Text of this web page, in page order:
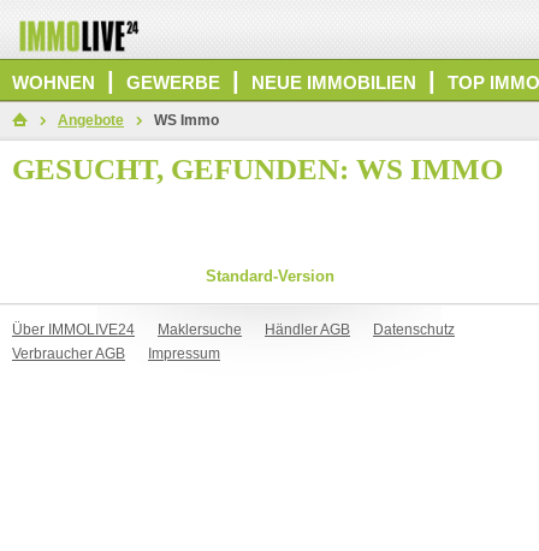
WOHNEN GEWERBE NEUE IMMOBILIEN TOP
Angebote WS Immo
GESUCHT, GEFUNDEN: WS IMMO
Standard-Version
Über IMMOLIVE24 Maklersuche Händler AGB
Datenschutz
Verbraucher AGB
Impressum